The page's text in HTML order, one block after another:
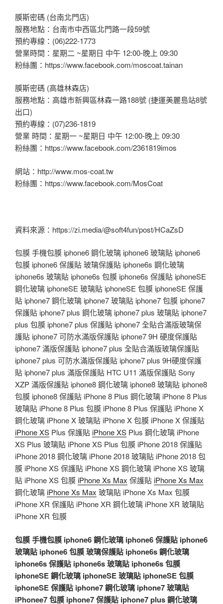
膜斯密碼 (台南北門店)
服務地點：台南市中西區北門路一段59號
預約專線：(06)222-1773
營業時間：星期二 ~星期日 中午 12:00-晚上 09:30
粉絲團：https://www.facebook.com/moscoat.tainan
膜斯密碼 (高雄林森店)
服務地點：高雄市新興區林森一路188號 (捷運美麗島站8號
出口)
預約專線：(07)236-1819
營業 時間：星期一 ~星期日 中午 12:00-晚上 09:30
粉絲團：https://www.facebook.com/2361819imos
網站：http://www.mos-coat.tw
粉絲團：https://www.facebook.com/MosCoat
資料來源：https://zi.media/@soft4fun/post/HCaZsD
包膜 手機包膜 iphone6 鋼化玻璃 iphone6 玻璃貼 iphone6
包膜 iphone6 保護貼 玻璃保護貼 iphone6s 鋼化玻璃
iphone6s 玻璃貼 iphone6s 包膜 iphone6s 保護貼 iphoneSE
鋼化玻璃 iphoneSE 玻璃貼 iphoneSE 包膜 iphoneSE 保護
貼 iphone7 鋼化玻璃 iphone7 玻璃貼 iphone7 包膜 iphone7
保護貼 iphone7 plus 鋼化玻璃 iphone7 plus 玻璃貼 iphone7
plus 包膜 iphone7 plus 保護貼 iphone7 全貼合滿版玻璃保
護貼 iphone7 可防水滿版保護貼 iphone7 9H 硬度保護貼
iphone7 滿版保護貼 iphone7 plus 全貼合滿版玻璃保護貼
iphone7 plus 可防水滿版保護貼 iphone7 plus 9H硬度保護
貼 iphone7 plus 滿版保護貼 HTC U11 滿版保護貼 Sony
XZP 滿版保護貼 iphone8 鋼化玻璃 iphone8 玻璃貼 iphone8
包膜 iphone8 保護貼 iPhone 8 Plus 鋼化玻璃 iPhone 8 Plus
玻璃貼 iPhone 8 Plus 包膜 iPhone 8 Plus 保護貼 iPhone X
鋼化玻璃 iPhone X 玻璃貼 iPhone X 包膜 iPhone X 保護貼
iPhone XS Plus 保護貼iPhone XS Plus 鋼化玻璃 iPhone
XS Plus 玻璃貼 iPhone XS Plus 包膜 iPhone 2018 保護貼
iPhone 2018 鋼化玻璃 iPhone 2018 玻璃貼 iPhone 2018 包
膜 iPhone XS 保護貼 iPhone XS 鋼化玻璃 iPhone XS 玻璃
貼 iPhone XS 包膜iPhone Xs Max 保護貼iPhone Xs Max
鋼化玻璃iPhone Xs Max 玻璃貼 iPhone Xs Max 包膜
iPhone XR 保護貼 iPhone XR 鋼化玻璃 iPhone XR 玻璃貼
iPhone XR 包膜
包膜手機包膜 iphone6 鋼化玻璃 iphone6 保護貼 iphone6
玻璃貼 iphone6 包膜玻璃保護貼 iphone6s 鋼化玻璃
iphone6s 保護貼 iphone6s 玻璃貼 iphone6s 包膜
iphoneSE 鋼化玻璃 iphoneSE 玻璃貼 iphoneSE 包膜
iphoneSE 保護貼 iphone7 鋼化玻璃 iphone7 玻璃貼
iPhonee7 包膜 iphone7 保護貼 iphone7 plus 鋼化玻璃